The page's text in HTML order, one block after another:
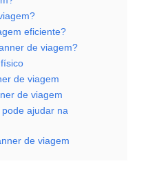
eficiente?
de viagem?
de viagem
de viagem
ajudar na
de viagem